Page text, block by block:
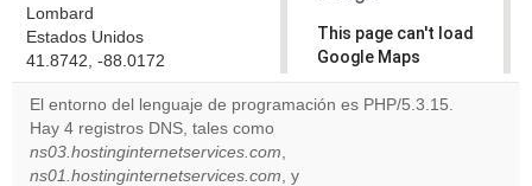
Lombard
Estados Unidos
41.8742, -88.0172
This page can't load
Google Maps
correctly.
El entorno del lenguaje de programación es PHP/5.3.15.
Hay 4 registros DNS, tales como
ns03.hostinginternetservices.com,
ns01.hostinginternetservices.com, y